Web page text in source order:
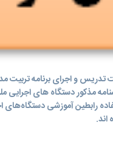
نحوه احراز صلاحیت تدریس و
بخشنامه مذکور دستگاه های
رابطین آموزشی